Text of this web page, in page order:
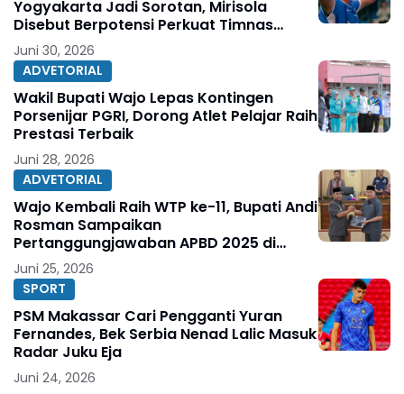
Yogyakarta Jadi Sorotan, Mirisola
Disebut Berpotensi Perkuat Timnas
Indonesia
Juni 30, 2026
ADVETORIAL
Wakil Bupati Wajo Lepas Kontingen
Porsenijar PGRI, Dorong Atlet Pelajar Raih
Prestasi Terbaik
Juni 28, 2026
ADVETORIAL
Wajo Kembali Raih WTP ke-11, Bupati Andi
Rosman Sampaikan
Pertanggungjawaban APBD 2025 di
DPRD
Juni 25, 2026
SPORT
PSM Makassar Cari Pengganti Yuran
Fernandes, Bek Serbia Nenad Lalic Masuk
Radar Juku Eja
Juni 24, 2026